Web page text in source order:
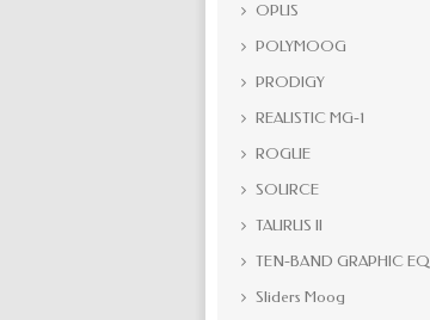
OPUS
POLYMOOG
PRODIGY
REALISTIC MG-1
ROGUE
SOURCE
TAURUS II
TEN-BAND GRAPHIC EQ
Sliders Moog